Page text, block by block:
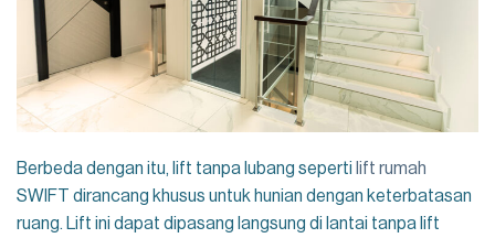
Berbeda dengan itu, lift tanpa lubang seperti lift rumah
SWIFT dirancang khusus untuk hunian dengan keterbatasan
ruang. Lift ini dapat dipasang langsung di lantai tanpa lift